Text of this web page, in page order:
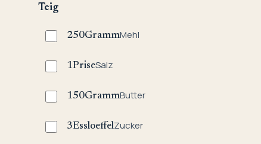
Teig
250GrammMehl
1PriseSalz
150GrammButter
3EssloeffelZucker